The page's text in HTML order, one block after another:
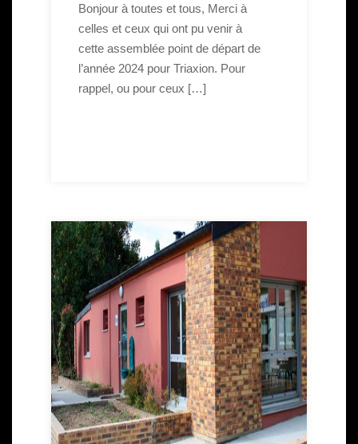
Bonjour à toutes et tous, Merci à
celles et ceux qui ont pu venir à
cette assemblée point de départ de
l’année 2024 pour Triaxion. Pour
rappel, ou pour ceux […]